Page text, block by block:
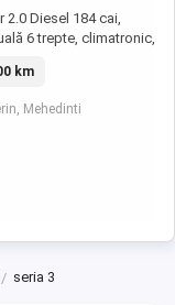
2.0 Diesel 184 cai,
6 trepte, climatronic,
ploaie, lumini,
cu afișare pe
actualizata la zi,
dotări. ...
km
Mehedinti
seria 3